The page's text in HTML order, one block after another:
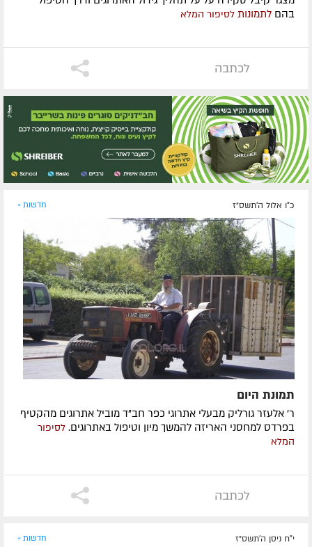
בהם לתמונות לסיפור המלא
לכתבה
כ"ו אלול ה׳תשס״ז חדשות »
תמונת היום
ר' אלעזר גורליק מבעלי אתרוגי כפר חב"ד מוביל אתרוגים מהקטיף
בפרדס למחסני האריזה להמשך מיון וטיפול באתרוגים. לסיפור
המלא
לכתבה
י"ח ניסן ה׳תשס״ז חדשות »